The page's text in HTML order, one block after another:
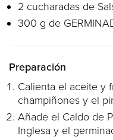
2 cucharadas de
300 g de
Preparación
Calienta el aceite y
champiñones y el
Añade el Caldo de
Inglesa y el